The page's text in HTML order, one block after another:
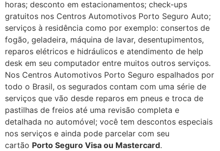
horas; desconto em estacionamentos; check-ups
gratuitos nos Centros Automotivos Porto Seguro Auto;
serviços à residência como por exemplo: consertos de
fogão, geladeira, máquina de lavar, desentupimentos,
reparos elétricos e hidráulicos e atendimento de help
desk em seu computador entre muitos outros serviços.
Nos Centros Automotivos Porto Seguro espalhados por
todo o Brasil, os segurados contam com uma série de
serviços que vão desde reparos em pneus e troca de
pastilhas de freios até uma revisão completa e
detalhada no automóvel; você tem descontos especiais
nos serviços e ainda pode parcelar com seu
cartão Porto Seguro Visa ou Mastercard.